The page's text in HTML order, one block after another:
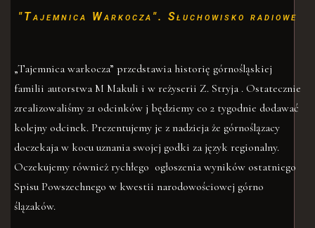
"Tajemnica Warkocza". Słuchowisko radiowe
„Tajemnica warkocza” przedstawia historię górnośląskiej
familii autorstwa M Makuli i w reżyserii Z. Stryja . Ostatecznie
zrealizowaliśmy 21 odcinków j będziemy co 2 tygodnie dodawać
kolejny odcinek. Prezentujemy je z nadzieja że górnoślązacy
doczekaja w kocu uznania swojej godki za język regionalny.
Oczekujemy również rychłego ogłoszenia wyników ostatniego
Spisu Powszechnego w kwestii narodowościowej górno
ślązaków.